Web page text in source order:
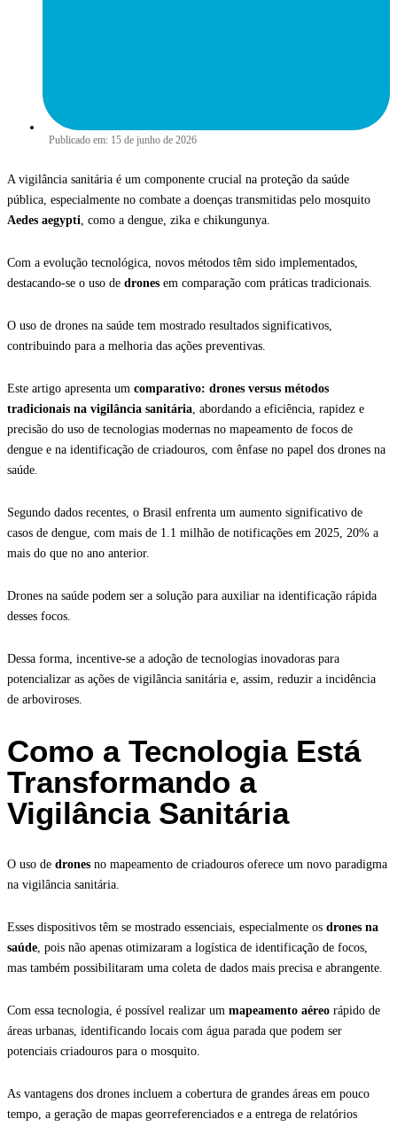
Publicado em: 15 de junho de 2026
A vigilância sanitária é um componente crucial na proteção da saúde
pública, especialmente no combate a doenças transmitidas pelo mosquito
Aedes aegypti, como a dengue, zika e chikungunya.
Com a evolução tecnológica, novos métodos têm sido implementados,
destacando-se o uso de drones em comparação com práticas tradicionais.
O uso de drones na saúde tem mostrado resultados significativos,
contribuindo para a melhoria das ações preventivas.
Este artigo apresenta um comparativo: drones versus métodos
tradicionais na vigilância sanitária, abordando a eficiência, rapidez e
precisão do uso de tecnologias modernas no mapeamento de focos de
dengue e na identificação de criadouros, com ênfase no papel dos drones na
saúde.
Segundo dados recentes, o Brasil enfrenta um aumento significativo de
casos de dengue, com mais de 1.1 milhão de notificações em 2025, 20% a
mais do que no ano anterior.
Drones na saúde podem ser a solução para auxiliar na identificação rápida
desses focos.
Dessa forma, incentive-se a adoção de tecnologias inovadoras para
potencializar as ações de vigilância sanitária e, assim, reduzir a incidência
de arboviroses.
Como a Tecnologia Está
Transformando a
Vigilância Sanitária
O uso de drones no mapeamento de criadouros oferece um novo paradigma
na vigilância sanitária.
Esses dispositivos têm se mostrado essenciais, especialmente os drones na
saúde, pois não apenas otimizaram a logística de identificação de focos,
mas também possibilitaram uma coleta de dados mais precisa e abrangente.
Com essa tecnologia, é possível realizar um mapeamento aéreo rápido de
áreas urbanas, identificando locais com água parada que podem ser
potenciais criadouros para o mosquito.
As vantagens dos drones incluem a cobertura de grandes áreas em pouco
tempo, a geração de mapas georreferenciados e a entrega de relatórios